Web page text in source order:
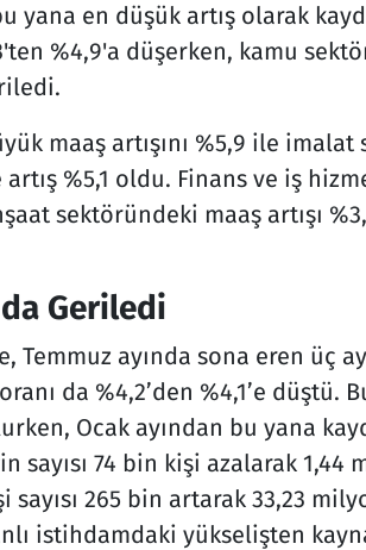
yana en düşük artış olarak
%4,9'a düşerken, kamu
maaş artışını %5,9 ile
%5,1 oldu. Finans ve iş
sektöründeki maaş artışı
Geriledi
Temmuz ayında sona eren üç
da %4,2’den %4,1’e
Ocak ayından bu yana
sayısı 74 bin kişi azalarak 1,44
265 bin artarak 33,23
istihdamdaki yükselişten